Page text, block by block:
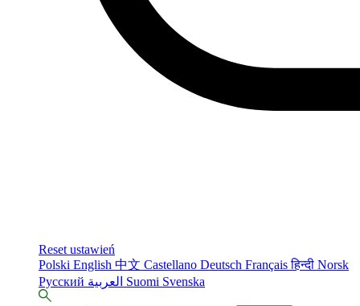
Reset ustawień
Polski English 中文 Castellano Deutsch Françaisहिन्दी Norsk
Русский
Suomi Svenska